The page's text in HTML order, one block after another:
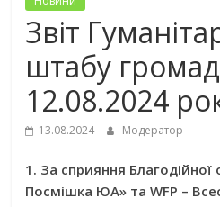
Звіт
штабу
12.08.2024
13.08.2024 Модератор
1. За сприяння Благодійної
Посмішка ЮА» та WFP –